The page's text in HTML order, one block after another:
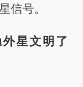
信号。
星文明了